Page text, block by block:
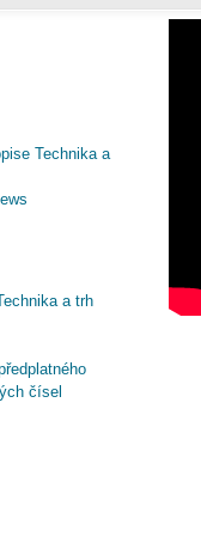
Technika a
a trh
čísel